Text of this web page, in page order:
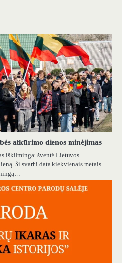
atkūrimo dienos minėjimas
iškilmingai šventė Lietuvos
Ši svarbi data kiekvienais metais